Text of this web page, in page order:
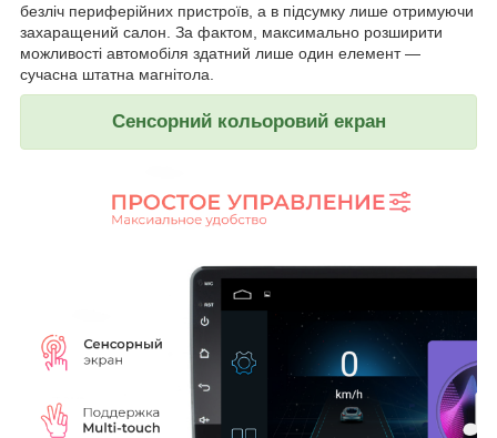
безліч периферійних пристроїв, а в підсумку лише отримуючи
захаращений салон. За фактом, максимально розширити
можливості автомобіля здатний лише один елемент —
сучасна штатна магнітола.
Сенсорний кольоровий екран